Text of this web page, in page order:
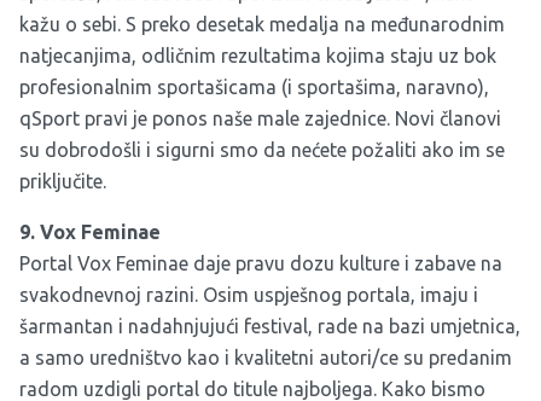
kažu o sebi. S preko desetak medalja na međunarodnim
natjecanjima, odličnim rezultatima kojima staju uz bok
profesionalnim sportašicama (i sportašima, naravno),
qSport pravi je ponos naše male zajednice. Novi članovi
su dobrodošli i sigurni smo da nećete požaliti ako im se
priključite.
9. Vox Feminae
Portal Vox Feminae daje pravu dozu kulture i zabave na
svakodnevnoj razini. Osim uspješnog portala, imaju i
šarmantan i nadahnjujući festival, rade na bazi umjetnica,
a samo uredništvo kao i kvalitetni autori/ce su predanim
radom uzdigli portal do titule najboljega. Kako bismo